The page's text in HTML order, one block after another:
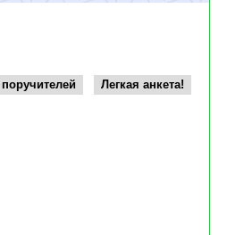
Легкая анкета!